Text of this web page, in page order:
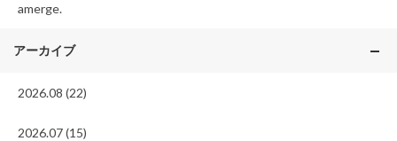
amerge.
アーカイブ
2026.08 (22)
2026.07 (15)